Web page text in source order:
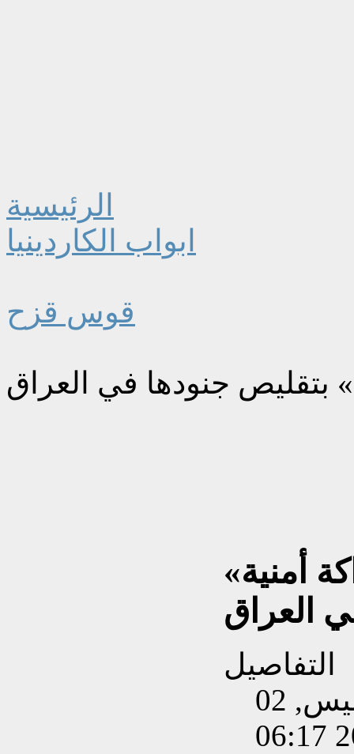
الرئيسية
ابواب الكاردينيا
قوس قزح
بتقليص جنودها في العراق
أمنية»
العراق
التفاصيل
تم إنشاءه بتاريخ الخميس, 02